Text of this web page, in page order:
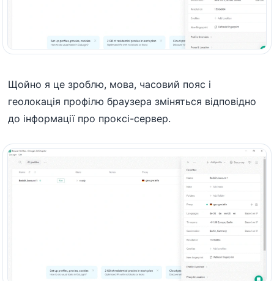
Щойно я це зроблю, мова, часовий пояс і
геолокація профілю браузера зміняться відповідно
до інформації про проксі-сервер.